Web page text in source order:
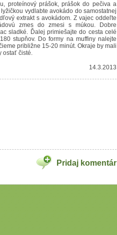
proteínový prášok, prášok do pečiva a
vydlabte avokádo do samostatnej
extrakt s avokádom. Z vajec oddeľte
zmes do zmesi s múkou. Dobre
sladké. Ďalej primiešajte do cesta celé
stupňov. Do formy na muffiny nalejte
približne 15-20 minút. Okraje by mali
ostať čisté.
14.3.2013
Pridaj komentár